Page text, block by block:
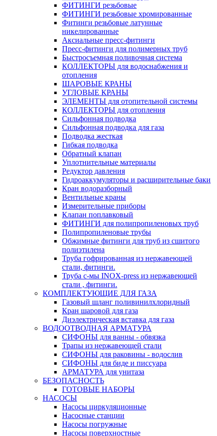
ФИТИНГИ резьбовые
ФИТИНГИ резьбовые хромированные
Фитинги резьбовые латунные
никелированные
Аксиальные пресс-фитинги
Пресс-фитинги для полимерных труб
Быстросъемная поливочная система
КОЛЛЕКТОРЫ для водоснабжения и
отопления
ШАРОВЫЕ КРАНЫ
УГЛОВЫЕ КРАНЫ
ЭЛЕМЕНТЫ для отопительной системы
КОЛЛЕКТОРЫ для отопления
Сильфонная подводка
Cильфонная подводка для газа
Подводка жесткая
Гибкая подводка
Обратный клапан
Уплотнительные материалы
Редуктор давления
Гидроаккумуляторы и расширительные баки
Кран водоразборный
Вентильные краны
Измерительные приборы
Клапан поплавковый
ФИТИНГИ для полипропиленовых труб
Полипропиленовые трубы
Обжимные фитинги для труб из сшитого
полиэтилена
Труба гофрированная из нержавеющей
стали, фитинги.
Труба с-мы INOX-press из нержавеющей
стали , фитинги.
КОМПЛЕКТУЮЩИЕ ДЛЯ ГАЗА
Газовый шланг поливинилхлоридный
Кран шаровой для газа
Диэлектрическая вставка для газа
ВОДООТВОДНАЯ АРМАТУРА
СИФОНЫ для ванны - обвязка
Трапы из нержавеющей стали
СИФОНЫ для раковины - водослив
СИФОНЫ для биде и писсуара
АРМАТУРА для унитаза
БЕЗОПАСНОСТЬ
ГОТОВЫЕ НАБОРЫ
НАСОСЫ
Насосы циркуляционные
Насосные станции
Насосы погружные
Насосы поверхностные